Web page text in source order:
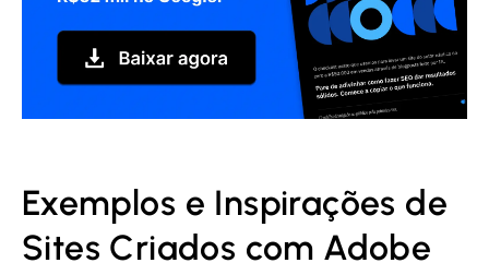
Exemplos e Inspirações de
Sites Criados com Adobe